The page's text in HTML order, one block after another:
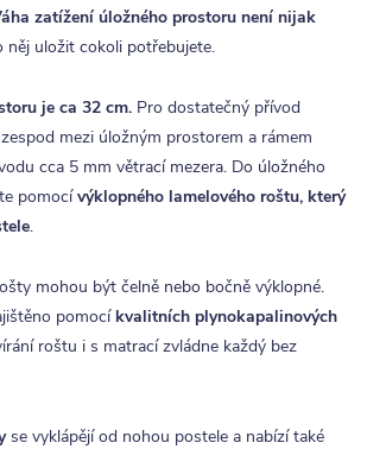
zatížení úložného prostoru není nijak
něj uložit cokoli potřebujete.
je ca 32 cm. Pro dostatečný přívod
mezi úložným prostorem a rámem
cca 5 mm větrací mezera. Do úložného
pomocívýklopného lamelového roštu, který
.
mohou být čelně nebo bočně výklopné.
pomocíkvalitních plynokapalinových
roštu i s matrací zvládne každý bez
se vyklápějí od nohou postele a nabízí také